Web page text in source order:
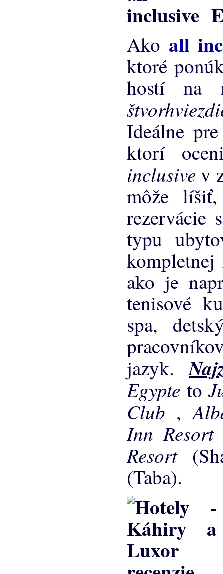
Ako all
ktoré
hostí na
Ideálne
ktorí
inclusivev
môže
rezervácie
typu
ako je
tenisové
spa,
jazyk.
Egypte to
Club ,
Inn
Resort
(Taba).